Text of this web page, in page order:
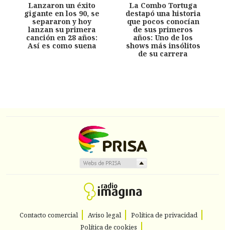
Lanzaron un éxito
gigante en los 90, se
separaron y hoy
lanzan su primera
canción en 28 años:
Así es como suena
La Combo Tortuga
destapó una historia
que pocos conocían
de sus primeros
años: Uno de los
shows más insólitos
de su carrera
Contacto comercial Aviso legal
Política de privacidad
Política de cookies